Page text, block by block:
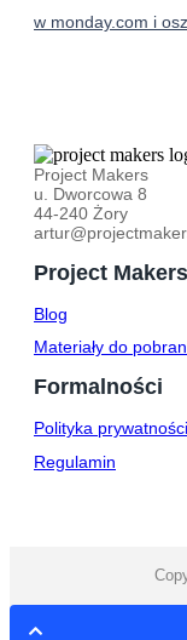
w monday.com i
Project Makers
u. Dworcowa 8
44-240 Żory
Project Makers
Blog
Materiały do
Formalności
Polityka prywatności
Regulamin